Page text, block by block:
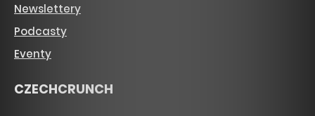
Newslettery
Podcasty
Eventy
CZECHCRUNCH